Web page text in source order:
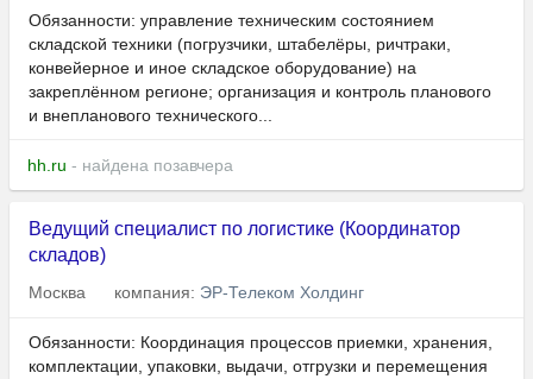
Обязанности: управление техническим состоянием
складской техники (погрузчики, штабелёры, ричтраки,
конвейерное и иное складское оборудование) на
закреплённом регионе; организация и контроль планового
и внепланового технического...
hh.ru - найдена позавчера
Ведущий специалист по логистике (Координатор
складов)
Москва компания: ЭР-Телеком Холдинг
Обязанности: Координация процессов приемки, хранения,
комплектации, упаковки, выдачи, отгрузки и перемещения